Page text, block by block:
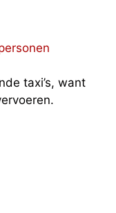
taxi’s, want